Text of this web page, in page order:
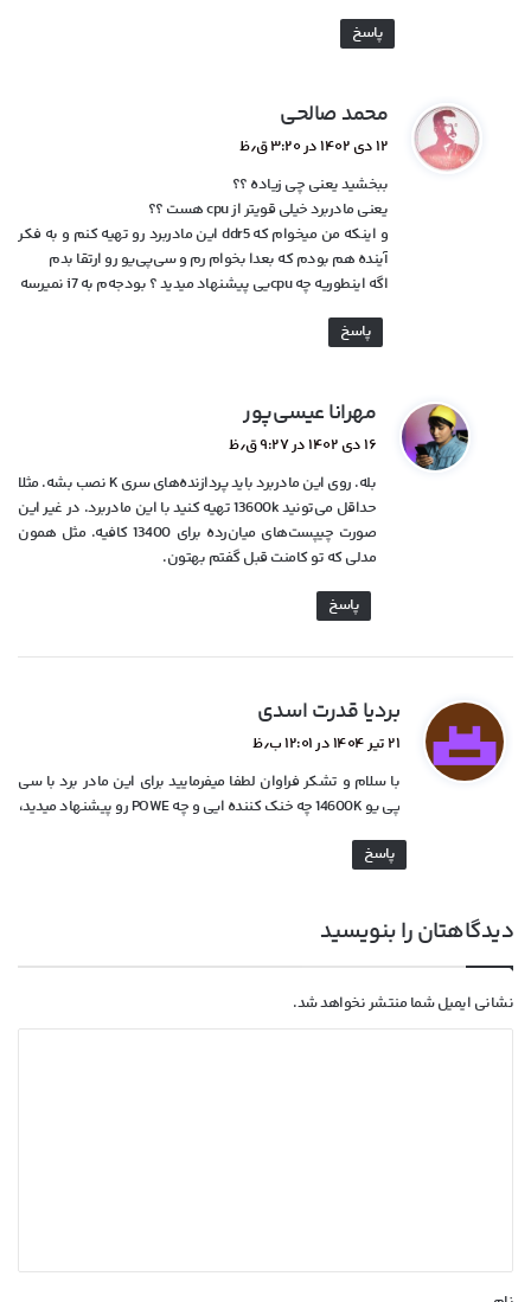
پاسخ
محمد صالحی
ف
:
۱۲ دی ۱۴۰۲ در ۳:۲۰ ق٫ظ
ببخشید یعنی چی زیاده ؟؟
یعنی مادربرد خیلی قویتر از cpu هست ؟؟
و اینکه من میخوام که ddr5 این مادربرد رو تهیه کنم و به فکر
آینده هم بودم که بعدا بخوام رم و سی‌پی‌یو رو ارتقا بدم
اگه اینطوریه چه cpuیی پیشنهاد میدید ؟ بودجه‌م به i7 نمیرسه
پاسخ
مهرانا عیسی‌پور
ف
:
۱۶ دی ۱۴۰۲ در ۹:۲۷ ق٫ظ
بله. روی این مادربرد باید پردازنده‌های سری K نصب بشه. مثلا
حداقل می‌تونید 13600k تهیه کنید با این مادربرد. در غیر این
صورت چیپست‌های میان‌رده برای 13400 کافیه. مثل همون
مدلی که تو کامنت قبل گفتم بهتون.
پاسخ
بردیا قدرت اسدی
ف
:
۲۱ تیر ۱۴۰۴ در ۱۲:۰۱ ب٫ظ
با سلام و تشکر فراوان لطفا میفرمایید برای این مادر برد با سی
پی یو 14600K چه خنک کننده ایی و چه POWE رو پیشنهاد میدید،
پاسخ
دیدگاهتان را بنویسید
نشانی ایمیل شما منتشر نخواهد شد.